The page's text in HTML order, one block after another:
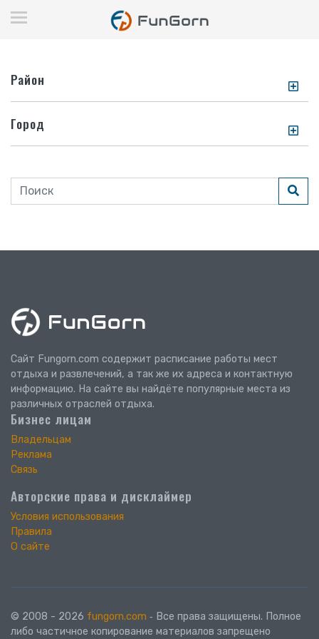
Район
Город
Сайт Fungorn.com содержит расписание работы мест
отдыха и развлечений, а так же их адреса и контактную
информацию. На сайте вы найдёте популярные места из
различных отраслей отдыха.
Бизнес лицам
Владельцам
Реклама
Связь
Авторские права и дисклаймер
Условия использования
Правила
О сайте
© 2008 - 2026 fungorn.com ‐ Все права защищены. Полное
либо частичное копирование материалов запрещено